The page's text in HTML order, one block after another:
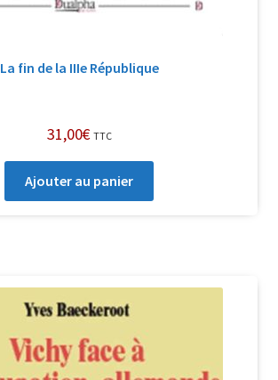
La fin de la IIIe République
31,00€ TTC
Ajouter au panier